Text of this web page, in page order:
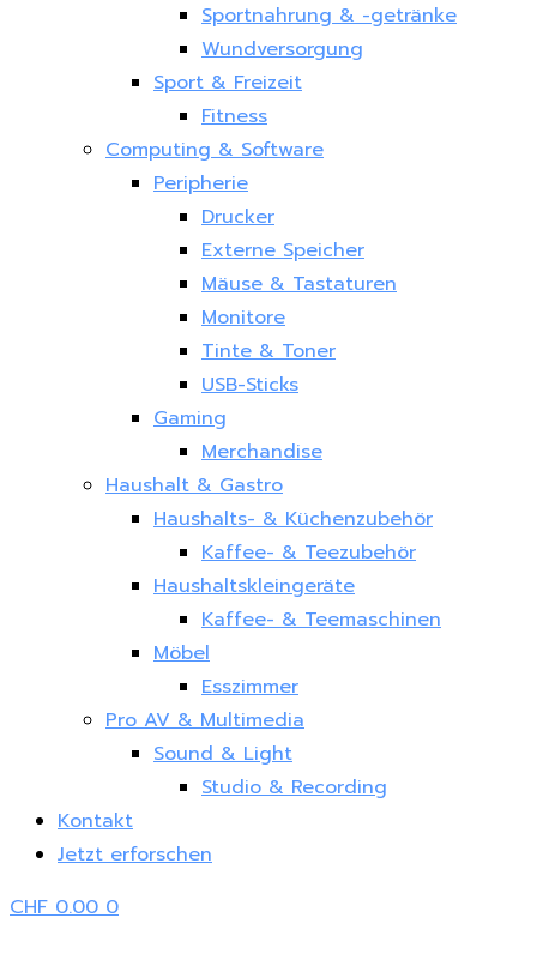
Sportnahrung & -getränke
Wundversorgung
Sport & Freizeit
Fitness
Computing & Software
Peripherie
Drucker
Externe Speicher
Mäuse & Tastaturen
Monitore
Tinte & Toner
USB-Sticks
Gaming
Merchandise
Haushalt & Gastro
Haushalts- & Küchenzubehör
Kaffee- & Teezubehör
Haushaltskleingeräte
Kaffee- & Teemaschinen
Möbel
Esszimmer
Pro AV & Multimedia
Sound & Light
Studio & Recording
Kontakt
Jetzt erforschen
CHF0.00 0